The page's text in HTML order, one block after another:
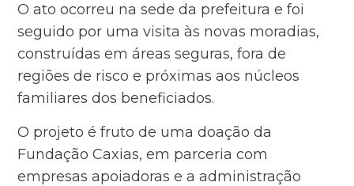
O ato ocorreu na sede da prefeitura e foi
seguido por uma visita às novas moradias,
construídas em áreas seguras, fora de
regiões de risco e próximas aos núcleos
familiares dos beneficiados.
O projeto é fruto de uma doação da
Fundação Caxias, em parceria com
empresas apoiadoras e a administração